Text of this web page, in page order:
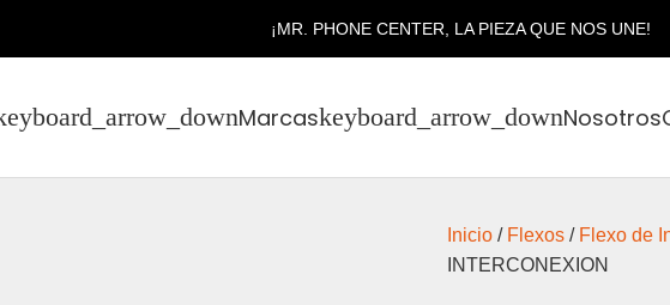
¡MR. PHONE CENTER, LA PIEZA QUE NOS UNE!
Marcas Nosotros
Inicio/ Flexos/ Flexo de
INTERCONEXION